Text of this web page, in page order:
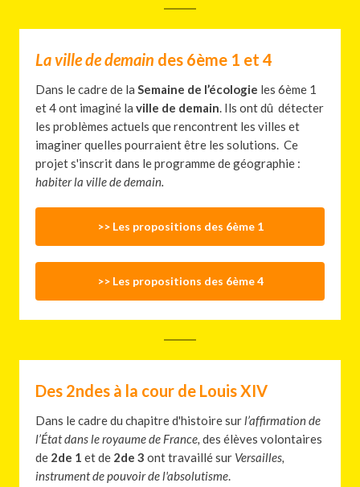
La ville de demain des 6ème 1 et 4
Dans le cadre de la Semaine de l’écologie les 6ème 1
et 4 ont imaginé la ville de demain. Ils ont dû détecter
les problèmes actuels que rencontrent les villes et
imaginer quelles pourraient être les solutions. Ce
projet s'inscrit dans le programme de géographie :
habiter la ville de demain.
>> Les propositions des 6ème 1
>> Les propositions des 6ème 4
Des 2ndes à la cour de Louis XIV
Dans le cadre du chapitre d'histoire surl’affirmation de
l’État dans le royaume de France, des élèves volontaires
de 2de 1 et de 2de 3 ont travaillé sur Versailles,
instrument de pouvoir de l'absolutisme.